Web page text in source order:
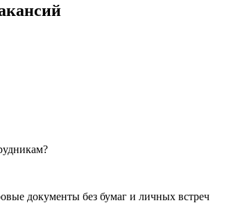
документы без бумаг и личных встреч